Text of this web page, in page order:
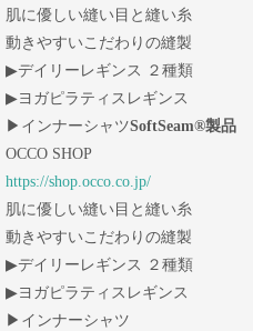
肌に優しい縫い目と縫い糸
動きやすいこだわりの縫製
▶︎デイリーレギンス ２種類
▶︎ヨガピラティスレギンス
▶︎インナーシャツSoftSeam®製品
OCCO SHOP
https://shop.occo.co.jp/
肌に優しい縫い目と縫い糸
動きやすいこだわりの縫製
▶︎デイリーレギンス ２種類
▶︎ヨガピラティスレギンス
▶︎インナーシャツ